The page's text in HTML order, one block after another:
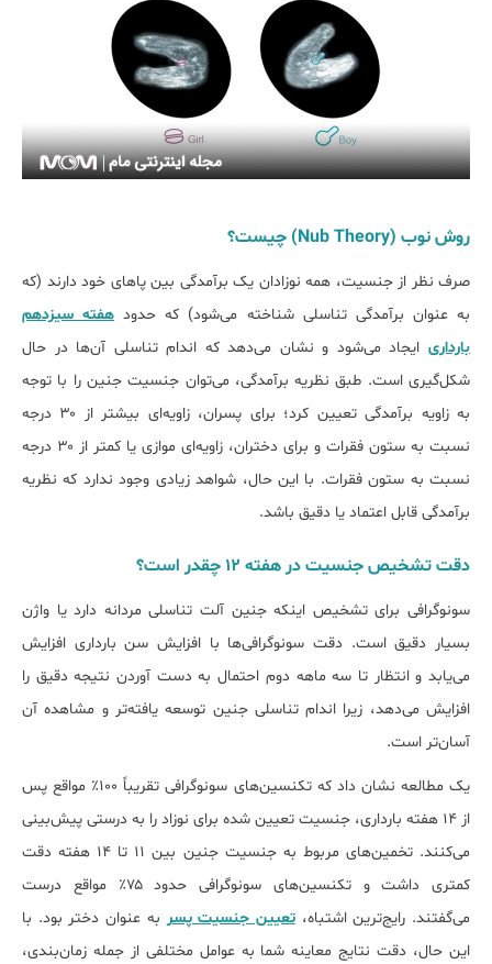
روش نوب (Nub Theory) چیست؟
صرف نظر از جنسیت، همه نوزادان یک برآمدگی بین پاهای خود دارند (که
به عنوان برآمدگی تناسلی شناخته می‌شود) که حدودهفته سیزدهم
بارداری ایجاد می‌شود و نشان می‌دهد که اندام تناسلی آن‌ها در حال
شکل‌گیری است. طبق نظریه برآمدگی، می‌توان جنسیت جنین را با توجه
به زاویه برآمدگی تعیین کرد؛ برای پسران، زاویه‌ای بیش‎تر از ۳۰ درجه
نسبت به ستون فقرات و برای دختران، زاویه‌ای موازی یا کمتر از ۳۰ درجه
نسبت به ستون فقرات. با این حال، شواهد زیادی وجود ندارد که نظریه
برآمدگی قابل اعتماد یا دقیق باشد.
دقت تشخیص جنسیت در هفته 12 چقدر است؟
سونوگرافی برای تشخیص اینکه جنین آلت تناسلی مردانه دارد یا واژن
بسیار دقیق است. دقت سونوگرافی‌ها با افزایش سن بارداری افزایش
می‌یابد و انتظار تا سه ماهه دوم احتمال به دست آوردن نتیجه دقیق را
افزایش می‌دهد، زیرا اندام تناسلی جنین توسعه یافته‌تر و مشاهده آن
آسان‌تر است.
یک مطالعه نشان داد که تکنسین‌های سونوگرافی تقریباً ۱۰۰٪ مواقع پس
از ۱۴ هفته بارداری، جنسیت تعیین شده برای نوزاد را به درستی پیش‌بینی
می‌کنند. تخمین‌های مربوط به جنسیت جنین بین ۱۱ تا ۱۴ هفته دقت
کمتری داشت و تکنسین‌های سونوگرافی حدود ۷۵٪ مواقع درست
می‌گفتند. رایج‌ترین اشتباه،تعیین جنسیت پسر به عنوان دختر بود. با
این حال، دقت نتایج معاینه شما به عوامل مختلفی از جمله زمان‌بندی،